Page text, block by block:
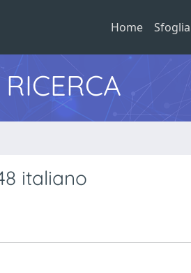
Home Sfoglia
italiano